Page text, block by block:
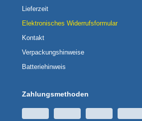
Lieferzeit
Elektronisches Widerrufsformular
Kontakt
Verpackungshinweise
Batteriehinweis
Zahlungsmethoden